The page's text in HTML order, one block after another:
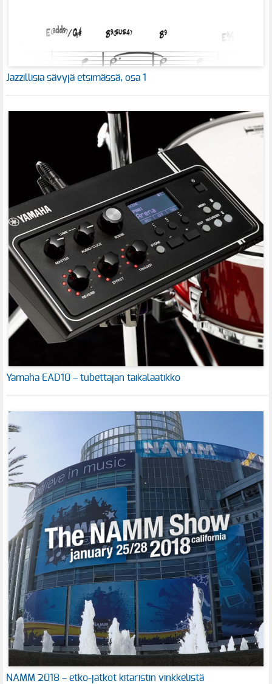
Jazzillisia sävyjä etsimässä, osa 1
Yamaha EAD10 – tubettajan taikalaatikko
NAMM 2018 – etko-jatkot kitaristin vinkkelistä